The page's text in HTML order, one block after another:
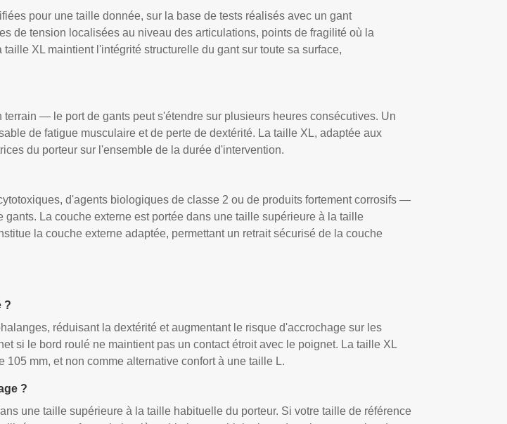
pour une taille donnée, sur la base de tests réalisés avec un gant
de tension localisées au niveau des articulations, points de fragilité où la
XL maintient l'intégrité structurelle du gant sur toute sa surface,
— le port de gants peut s'étendre sur plusieurs heures consécutives. Un
de fatigue musculaire et de perte de dextérité. La taille XL, adaptée aux
du porteur sur l'ensemble de la durée d'intervention.
d'agents biologiques de classe 2 ou de produits fortement corrosifs —
La couche externe est portée dans une taille supérieure à la taille
la couche externe adaptée, permettant un retrait sécurisé de la couche
?
réduisant la dextérité et augmentant le risque d'accrochage sur les
si le bord roulé ne maintient pas un contact étroit avec le poignet. La taille XL
mm, et non comme alternative confort à une taille L.
?
une taille supérieure à la taille habituelle du porteur. Si votre taille de référence